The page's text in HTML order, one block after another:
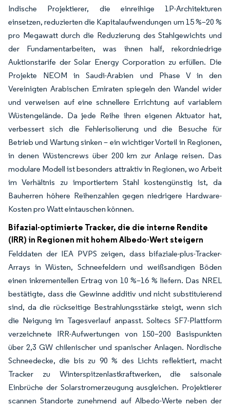
Indische Projektierer, die einreihige 1P-Architekturen
einsetzen, reduzierten die Kapitalaufwendungen um 15 %–20 %
pro Megawatt durch die Reduzierung des Stahlgewichts und
der Fundamentarbeiten, was ihnen half, rekordniedrige
Auktionstarife der Solar Energy Corporation zu erfüllen. Die
Projekte NEOM in Saudi-Arabien und Phase V in den
Vereinigten Arabischen Emiraten spiegeln den Wandel wider
und verweisen auf eine schnellere Errichtung auf variablem
Wüstengelände. Da jede Reihe ihren eigenen Aktuator hat,
verbessert sich die Fehlerisolierung und die Besuche für
Betrieb und Wartung sinken – ein wichtiger Vorteil in Regionen,
in denen Wüstencrews über 200 km zur Anlage reisen. Das
modulare Modell ist besonders attraktiv in Regionen, wo Arbeit
im Verhältnis zu importiertem Stahl kostengünstig ist, da
Bauherren höhere Reihenzahlen gegen niedrigere Hardware-
Kosten pro Watt eintauschen können.
Bifazial-optimierte Tracker, die die interne Rendite
(IRR) in Regionen mit hohem Albedo-Wert steigern
Felddaten der IEA PVPS zeigen, dass bifaziale-plus-Tracker-
Arrays in Wüsten, Schneefeldern und weißsandigen Böden
einen inkrementellen Ertrag von 10 %–16 % liefern. Das NREL
bestätigte, dass die Gewinne additiv und nicht substituierend
sind, da die rückseitige Bestrahlungsstärke steigt, wenn sich
die Neigung im Tagesverlauf anpasst. Soltecs SF7-Plattform
verzeichnete IRR-Aufwertungen von 150–200 Basispunkten
über 2,3 GW chilenischer und spanischer Anlagen. Nordische
Schneedecke, die bis zu 90 % des Lichts reflektiert, macht
Tracker zu Winterspitzenlastkraftwerken, die saisonale
Einbrüche der Solarstromerzeugung ausgleichen. Projektierer
scannen Standorte zunehmend auf Albedo-Werte neben der